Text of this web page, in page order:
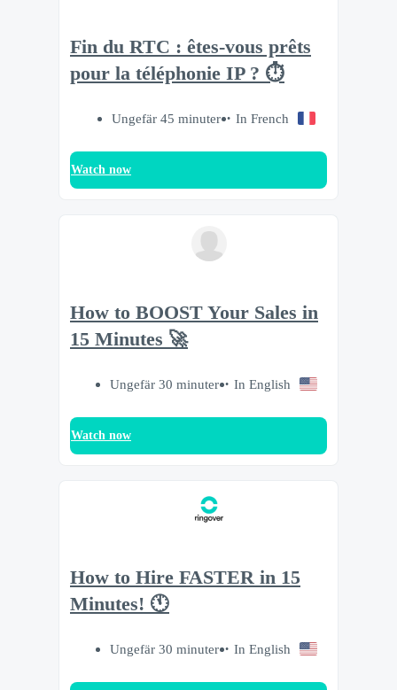
Fin du RTC : êtes-vous prêts
pour la téléphonie IP ? ⏱️
Ungefär 45 minuter In French
Watch now
How to BOOST Your Sales in
15 Minutes 🚀
Ungefär 30 minuter In English
Watch now
How to Hire FASTER in 15
Minutes! 🕚
Ungefär 30 minuter In English